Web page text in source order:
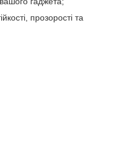
прозорості та